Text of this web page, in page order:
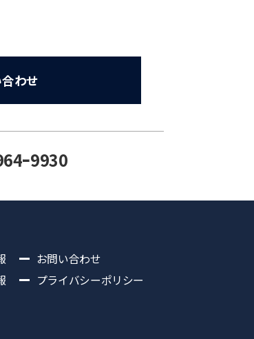
わせ
ｰ9930
お問い合わせ
プライバシーポリシー